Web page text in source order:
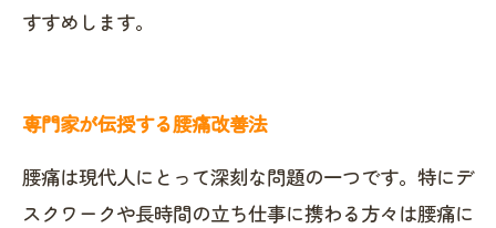
すすめします。
専門家が伝授する腰痛改善法
腰痛は現代人にとって深刻な問題の一つです。特にデ
スクワークや長時間の立ち仕事に携わる方々は腰痛に